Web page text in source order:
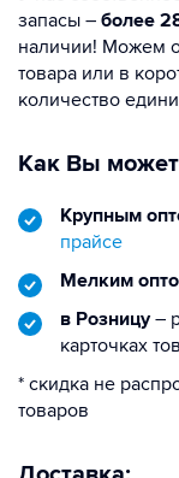
запасы – более
наличии! Можем
товара или в
количество
Как Вы
Крупным
прайсе
Мелким
в Розницу–
карточках
* скидка не
товаров